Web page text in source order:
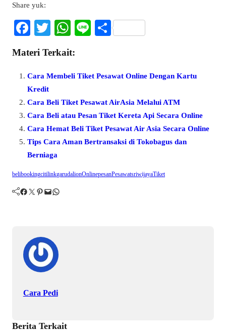
Share yuk:
Fa
ce
bo
ok
T
wi
tte
r
W
ts
A
Li S
Materi Terkait:
Cara Membeli Tiket Pesawat Online Dengan Kartu
Kredit
Cara Beli Tiket Pesawat AirAsia Melalui ATM
Cara Beli atau Pesan Tiket Kereta Api Secara Online
Cara Hemat Beli Tiket Pesawat Air Asia Secara Online
Tips Cara Aman Bertransaksi di Tokobagus dan
Berniaga
belibookingcitilinkgarudalionOnlinepesanPesawatsriwijayaTiket
Facebook Twitter Pinterest Mail WhatsApp
Cara Pedi
Berita Terkait